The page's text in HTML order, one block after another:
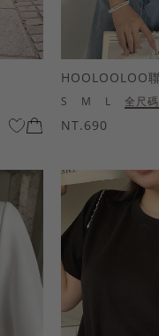
S M L 全尺碼
NT.690